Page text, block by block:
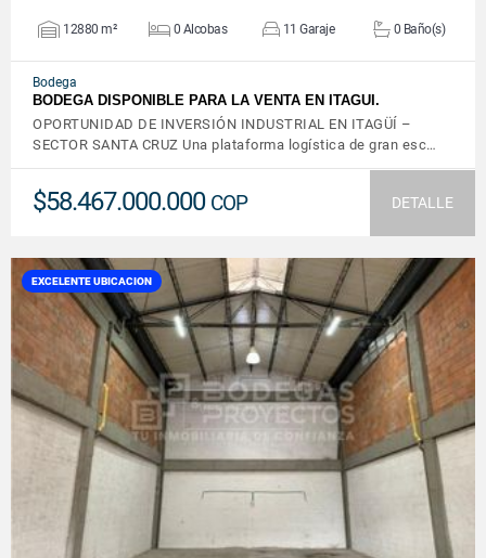
12880 m² 0 Alcobas 11 Garaje 0 Baño(s)
Bodega
BODEGA DISPONIBLE PARA LA VENTA EN ITAGUI.
OPORTUNIDAD DE INVERSIÓN INDUSTRIAL EN ITAGÜÍ –
SECTOR SANTA CRUZ Una plataforma logística de gran esc…
$58.467.000.000 COP DETALLE
EXCELENTE UBICACION
VER DETALLES